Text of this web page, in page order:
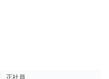
正社員